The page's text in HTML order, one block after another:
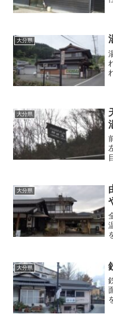
大分県
大分県
大分県
大分県